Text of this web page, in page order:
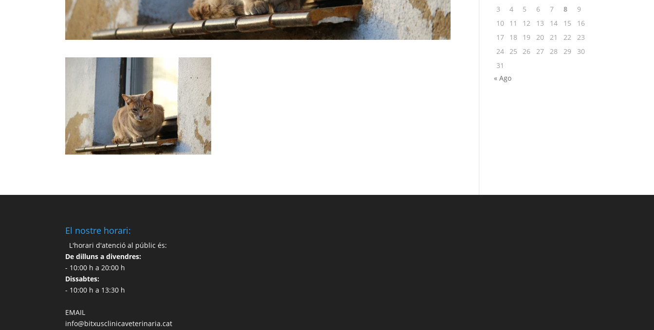
3
4 5 6 7 8
9
10
11 12 13 14 15
16
17
18 19 20 21 22
23
24 25 26 27 28 29
30
31
« Ago
El nostre horari:
L'horari d'atenció al públic és:
De dilluns a divendres:
- 10:00 h a 20:00 h
Dissabtes:
- 10:00 h a 13:30 h
EMAIL
info@bitxusclinicaveterinaria.cat